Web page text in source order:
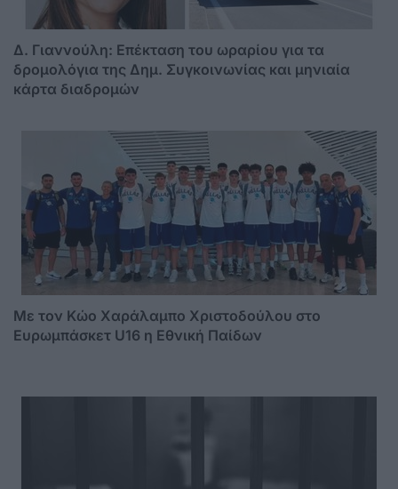
Δ. Γιαννούλη: Επέκταση του ωραρίου για τα
δρομολόγια της Δημ. Συγκοινωνίας και μηνιαία
κάρτα διαδρομών
Με τον Κώο Χαράλαμπο Χριστοδούλου στο
Ευρωμπάσκετ U16 η Εθνική Παίδων